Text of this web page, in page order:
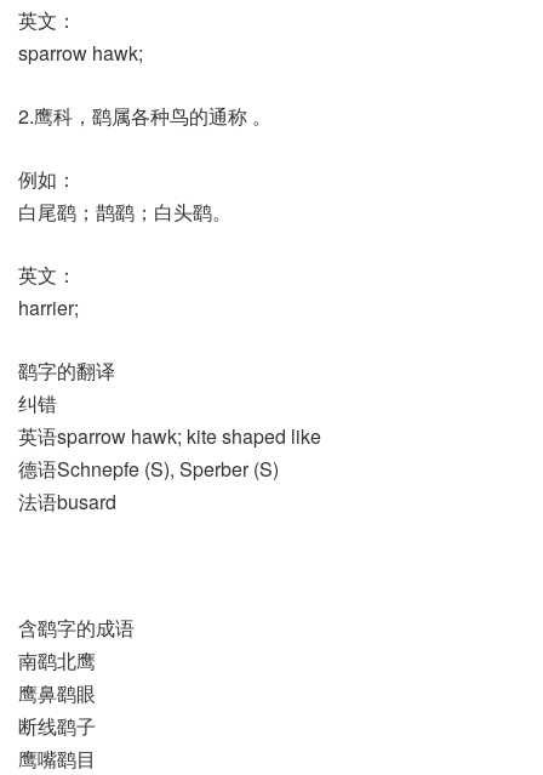
英文：
sparrow hawk;
2.鹰科，鹞属各种鸟的通称 。
例如：
白尾鹞；鹊鹞；白头鹞。
英文：
harrier;
鹞字的翻译
纠错
英语sparrow hawk; kite shaped like
德语Schnepfe (S)​, Sperber (S)
法语busard
含鹞字的成语
南鹞北鹰
鹰鼻鹞眼
断线鹞子
鹰嘴鹞目